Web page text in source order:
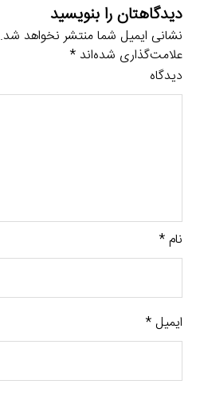
دیدگاهتان را بنویسید
نشانی ایمیل شما منتشر نخواهد شد.
علامت‌گذاری شده‌اند*
دیدگاه
نام*
ایمیل*